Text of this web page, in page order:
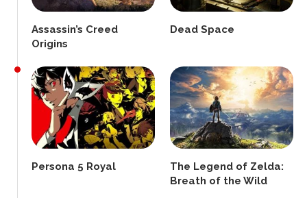
Assassin’s Creed
Origins
Dead Space
Persona 5 Royal
The Legend of Zelda:
Breath of the Wild